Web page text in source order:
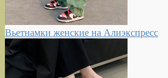
Вьетнамки женские на Алиэкспресс